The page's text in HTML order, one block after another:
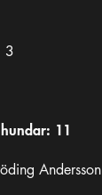
3
11
Andersson